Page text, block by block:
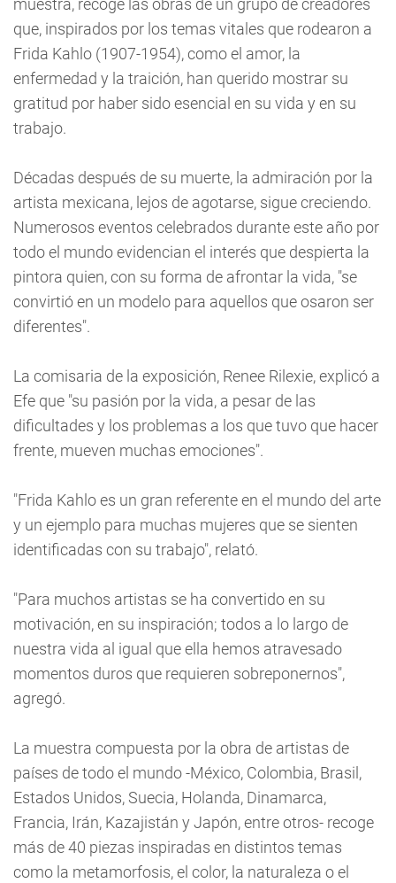
muestra, recoge las obras de un grupo de creadores
que, inspirados por los temas vitales que rodearon a
Frida Kahlo (1907-1954), como el amor, la
enfermedad y la traición, han querido mostrar su
gratitud por haber sido esencial en su vida y en su
trabajo.
Décadas después de su muerte, la admiración por la
artista mexicana, lejos de agotarse, sigue creciendo.
Numerosos eventos celebrados durante este año por
todo el mundo evidencian el interés que despierta la
pintora quien, con su forma de afrontar la vida, "se
convirtió en un modelo para aquellos que osaron ser
diferentes".
La comisaria de la exposición, Renee Rilexie, explicó a
Efe que "su pasión por la vida, a pesar de las
dificultades y los problemas a los que tuvo que hacer
frente, mueven muchas emociones".
"Frida Kahlo es un gran referente en el mundo del arte
y un ejemplo para muchas mujeres que se sienten
identificadas con su trabajo", relató.
"Para muchos artistas se ha convertido en su
motivación, en su inspiración; todos a lo largo de
nuestra vida al igual que ella hemos atravesado
momentos duros que requieren sobreponernos",
agregó.
La muestra compuesta por la obra de artistas de
países de todo el mundo -México, Colombia, Brasil,
Estados Unidos, Suecia, Holanda, Dinamarca,
Francia, Irán, Kazajistán y Japón, entre otros- recoge
más de 40 piezas inspiradas en distintos temas
como la metamorfosis, el color, la naturaleza o el